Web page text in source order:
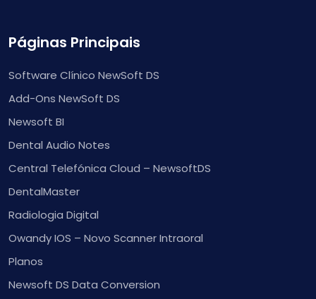
Páginas Principais
Software Clínico NewSoft DS
Add-Ons NewSoft DS
Newsoft BI
Dental Audio Notes
Central Telefónica Cloud – NewsoftDS
DentalMaster
Radiologia Digital
Owandy IOS – Novo Scanner Intraoral
Planos
Newsoft DS Data Conversion